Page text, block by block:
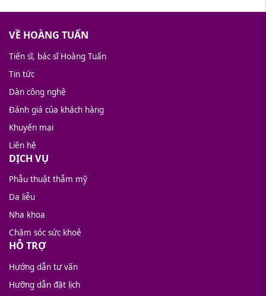
VỀ HOÀNG TUẤN
Tiến sĩ, bác sĩ Hoàng Tuấn
Tin tức
Dàn công nghệ
Đánh giá của khách hàng
Khuyến mại
Liên hệ
DỊCH VỤ
Phẫu thuật thẫm mỹ
Da liễu
Nha khoa
Chăm sóc sức khoẻ
HỖ TRỢ
Hướng dẫn tư vấn
Hưỡng dẫn đặt lịch